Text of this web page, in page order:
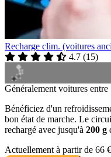
Recharge clim. (voitures
4.7 (15)
Généralement voitures
Bénéficiez d'un
bon état de marche. Le
rechargé avec jusqu'à 200 g
Actuellement à partir de 66